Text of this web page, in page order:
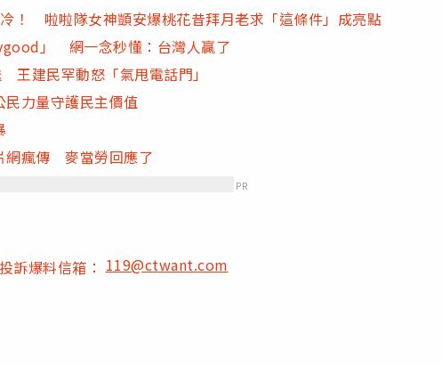
！ 啦啦隊女神顗安爆桃花昔拜月老求「這條件」成亮點
」 網一念秒懂：台灣人贏了
建民罕動怒「氣甩電話門」
力量守護民主價值
網瘋傳 麥當勞回應了
PR
投訴爆料信箱：119@ctwant.com